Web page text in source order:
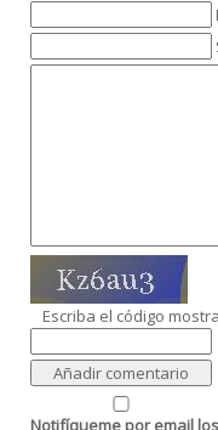
Escriba el código
Notifíqueme por email